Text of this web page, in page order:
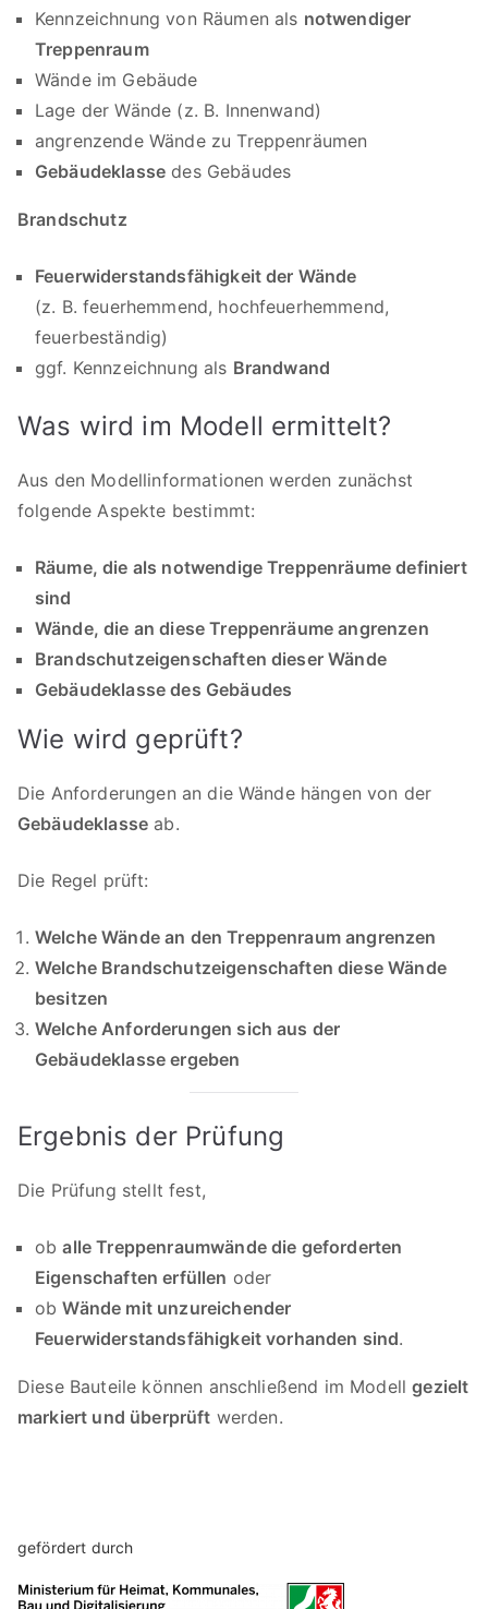
Kennzeichnung von Räumen als notwendiger
Treppenraum
Wände im Gebäude
Lage der Wände (z. B. Innenwand)
angrenzende Wände zu Treppenräumen
Gebäudeklasse des Gebäudes
Brandschutz
Feuerwiderstandsfähigkeit der Wände
(z. B. feuerhemmend, hochfeuerhemmend,
feuerbeständig)
ggf. Kennzeichnung als Brandwand
Was wird im Modell ermittelt?
Aus den Modellinformationen werden zunächst
folgende Aspekte bestimmt:
Räume, die als notwendige Treppenräume definiert
sind
Wände, die an diese Treppenräume angrenzen
Brandschutzeigenschaften dieser Wände
Gebäudeklasse des Gebäudes
Wie wird geprüft?
Die Anforderungen an die Wände hängen von der
Gebäudeklasse ab.
Die Regel prüft:
Welche Wände an den Treppenraum angrenzen
Welche Brandschutzeigenschaften diese Wände
besitzen
Welche Anforderungen sich aus der
Gebäudeklasse ergeben
Ergebnis der Prüfung
Die Prüfung stellt fest,
oballe Treppenraumwände die geforderten
Eigenschaften erfüllen oder
obWände mit unzureichender
Feuerwiderstandsfähigkeit vorhanden sind.
Diese Bauteile können anschließend im Modellgezielt
markiert und überprüft werden.
gefördert durch